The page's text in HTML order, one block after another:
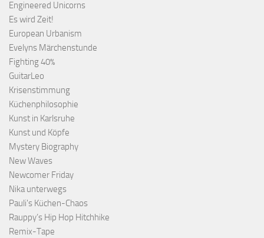
Engineered Unicorns
Es wird Zeit!
European Urbanism
Evelyns Märchenstunde
Fighting 40%
GuitarLeo
Krisenstimmung
Küchenphilosophie
Kunst in Karlsruhe
Kunst und Köpfe
Mystery Biography
New Waves
Newcomer Friday
Nika unterwegs
Pauli's Küchen-Chaos
Rauppy’s Hip Hop Hitchhike
Remix-Tape